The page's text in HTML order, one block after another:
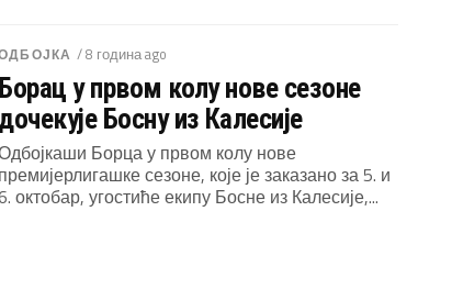
/ 8 година ago
Борац у првом колу нове сезоне
дочекује Босну из Калесије
Борца у првом колу нове
премијерлигашке сезоне, које је заказано за 5. и
октобар, угостиће екипу Босне из Калесије,...